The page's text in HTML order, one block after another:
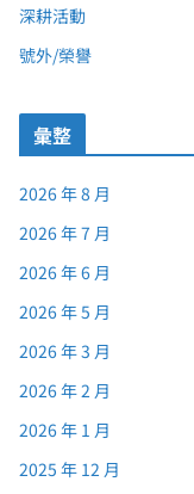
深耕活動
號外/榮譽
彙整
2026 年 8 月
2026 年 7 月
2026 年 6 月
2026 年 5 月
2026 年 3 月
2026 年 2 月
2026 年 1 月
2025 年 12 月